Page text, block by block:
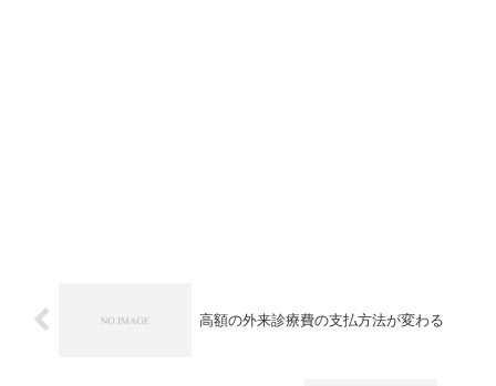
高額の外来診療費の支払方法が変わる